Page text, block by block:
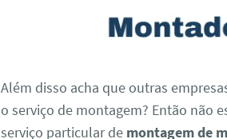
Além disso acha que outras
o serviço de montagem? Então não
serviço particular de montagem de